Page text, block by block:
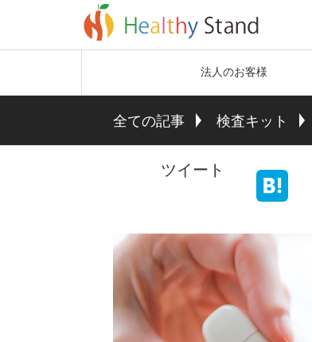
法人のお客様
全ての記事 検査キット
ツイート